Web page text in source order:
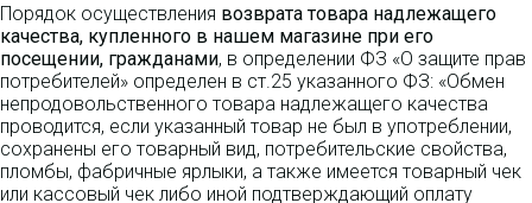
Порядок осуществления возврата товара надлежащего
качества, купленного в нашем магазине при его
посещении, гражданами, в определении ФЗ «О защите прав
потребителей» определен в ст.25 указанного ФЗ: «Обмен
непродовольственного товара надлежащего качества
проводится, если указанный товар не был в употреблении,
сохранены его товарный вид, потребительские свойства,
пломбы, фабричные ярлыки, а также имеется товарный чек
или кассовый чек либо иной подтверждающий оплату